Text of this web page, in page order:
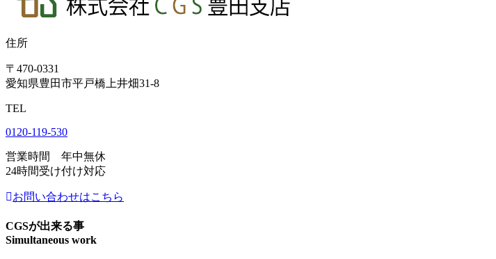
住所
〒470-0331
愛知県豊田市平戸橋上井畑31-8
TEL
0120-119-530
営業時間 年中無休
24時間受け付け対応
お問い合わせはこちら
CGSが出来る事
Simultaneous work